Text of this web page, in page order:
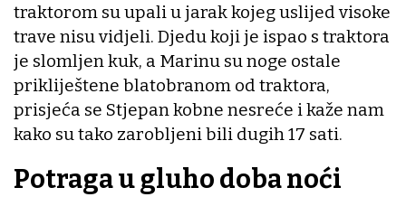
traktorom su upali u jarak kojeg uslijed visoke
trave nisu vidjeli. Djedu koji je ispao s traktora
je slomljen kuk, a Marinu su noge ostale
prikliještene blatobranom od traktora,
prisjeća se Stjepan kobne nesreće i kaže nam
kako su tako zarobljeni bili dugih 17 sati.
Potraga u gluho doba noći